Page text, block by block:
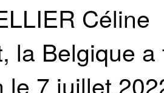
Céline
la Belgique
le 7 juillet